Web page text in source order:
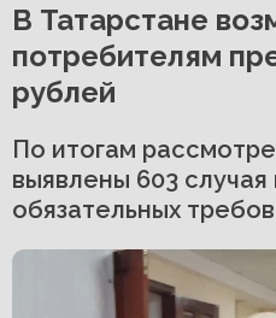
В Татарстане
потребителям
рублей
По итогам
выявлены 603
обязательных